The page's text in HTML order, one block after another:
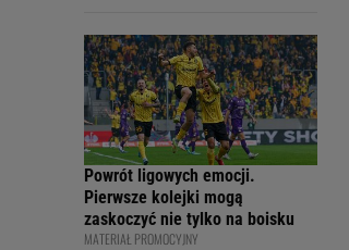
Powrót ligowych emocji.
Pierwsze kolejki mogą
zaskoczyć nie tylko na boisku
MATERIAŁ PROMOCYJNY